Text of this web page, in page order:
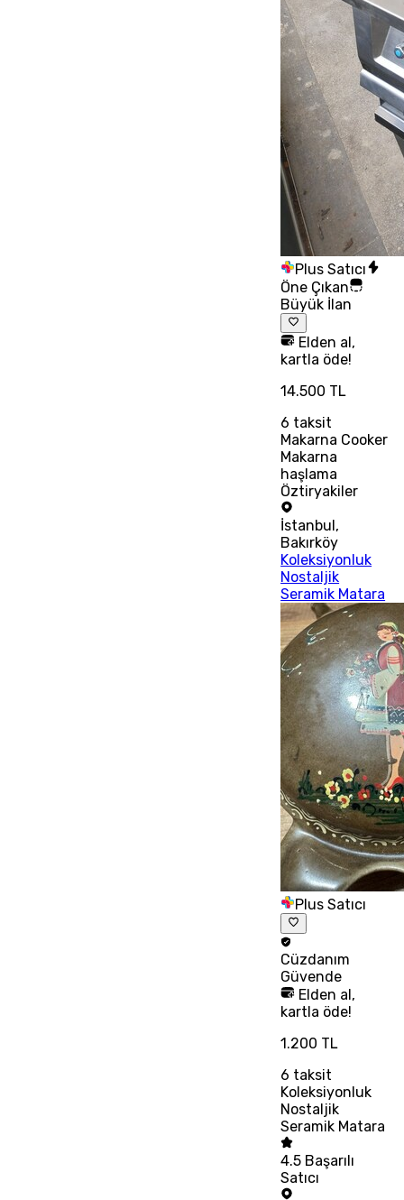
Plus Satıcı
Öne Çıkan
Büyük İlan
Elden al,
kartla öde!
14.500 TL
6 taksit
Makarna Cooker
Makarna
haşlama
Öztiryakiler
İstanbul ,
Bakırköy
Koleksiyonluk
Nostaljik
Seramik Matara
Plus Satıcı
Cüzdanım
Güvende
Elden al,
kartla öde!
1.200 TL
6 taksit
Koleksiyonluk
Nostaljik
Seramik Matara
4.5 Başarılı
Satıcı